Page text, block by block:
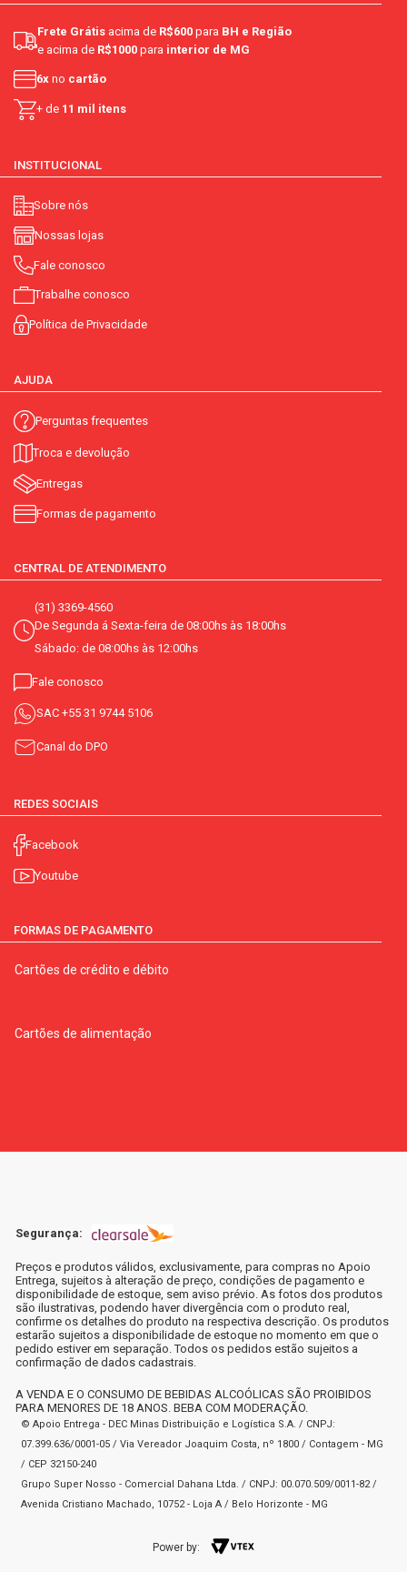
Frete Grátis acima de R$600 para BH e Região
e acima de R$1000 para interior de MG
6x no cartão
+ de 11 mil itens
INSTITUCIONAL
Sobre nós
Nossas lojas
Fale conosco
Trabalhe conosco
Política de Privacidade
AJUDA
Perguntas frequentes
Troca e devolução
Entregas
Formas de pagamento
CENTRAL DE ATENDIMENTO
(31) 3369-4560
De Segunda á Sexta-feira de 08:00hs às 18:00hs
Sábado: de 08:00hs às 12:00hs
Fale conosco
SAC +55 31 9744 5106
Canal do DPO
REDES SOCIAIS
Facebook
Youtube
FORMAS DE PAGAMENTO
Cartões de crédito e débito
Cartões de alimentação
Segurança:
Preços e produtos válidos, exclusivamente, para compras no Apoio
Entrega, sujeitos à alteração de preço, condições de pagamento e
disponibilidade de estoque, sem aviso prévio. As fotos dos produtos
são ilustrativas, podendo haver divergência com o produto real,
confirme os detalhes do produto na respectiva descrição. Os produtos
estarão sujeitos a disponibilidade de estoque no momento em que o
pedido estiver em separação. Todos os pedidos estão sujeitos a
confirmação de dados cadastrais.
A VENDA E O CONSUMO DE BEBIDAS ALCOÓLICAS SÃO PROIBIDOS
PARA MENORES DE 18 ANOS. BEBA COM MODERAÇÃO.
© Apoio Entrega - DEC Minas Distribuição e Logística S.A. / CNPJ:
07.399.636/0001-05 / Via Vereador Joaquim Costa, nº 1800 / Contagem - MG
/ CEP 32150-240
Grupo Super Nosso - Comercial Dahana Ltda. / CNPJ: 00.070.509/0011-82 /
Avenida Cristiano Machado, 10752 - Loja A / Belo Horizonte - MG
Power by: